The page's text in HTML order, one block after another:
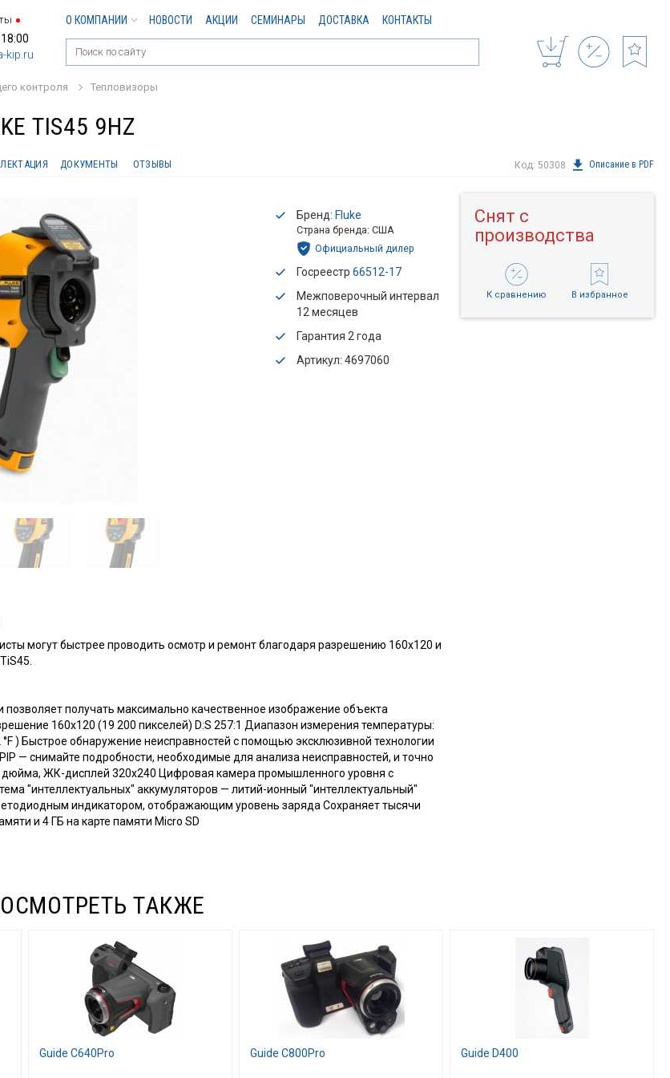
kip.ru
О КОМПАНИИ НОВОСТИ АКЦИИ СЕМИНАРЫ ДОСТАВКА КОНТАКТЫ
контроля Тепловизоры
TIS45 9HZ
ДОКУМЕНТЫ ОТЗЫВЫ Код: 50308 Описание в PDF
Бренд: Fluke
Страна бренда: США
Официальный дилер
Госреестр66512-17
Межповерочный интервал
12 месяцев
Гарантия 2 года
Артикул: 4697060
могут быстрее проводить осмотр и ремонт благодаря разрешению 160x120 и
позволяет получать максимально качественное изображение объекта
160x120 (19 200 пикселей) D:S 257:1 Диапазон измерения температуры:
°F ) Быстрое обнаружение неисправностей с помощью эксклюзивной технологии
— снимайте подробности, необходимые для анализа неисправностей, и точно
ЖК-дисплей 320x240 Цифровая камера промышленного уровня с
"интеллектуальных" аккумуляторов — литий-ионный "интеллектуальный"
индикатором, отображающим уровень заряда Сохраняет тысячи
и 4 ГБ на карте памяти Micro SD
Снят с
производства
К сравнению В избранное
ТАКЖЕ
Guide C640Pro Guide C800Pro Guide D400